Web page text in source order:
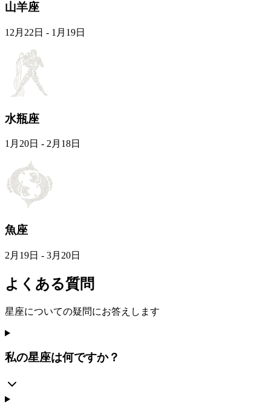
山羊座
12月22日 - 1月19日
水瓶座
1月20日 - 2月18日
魚座
2月19日 - 3月20日
よくある質問
星座についての疑問にお答えします
私の星座は何ですか？